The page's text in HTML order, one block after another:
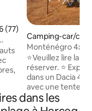
moyenne sur la
(77)
Camping-car/
Novi
Monténégro 4x4
car + Wi-Fi
⭐️Veuillez lire la
réserver. ⭐️ Explorez le Monténégro
dans un Dacia
avec une tente
les étoiles,
montagne et la
dans les